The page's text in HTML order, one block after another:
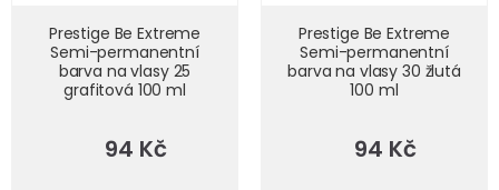
Prestige Be Extreme
Semi-permanentní
barva na vlasy 25
grafitová 100 ml
94 Kč
Prestige Be Extreme
Semi-permanentní
barva na vlasy 30 žlutá
100 ml
94 Kč